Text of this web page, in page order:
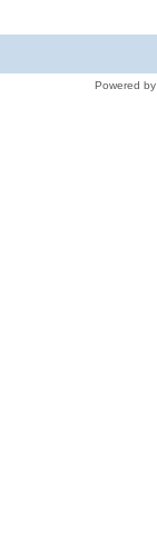
Powered by